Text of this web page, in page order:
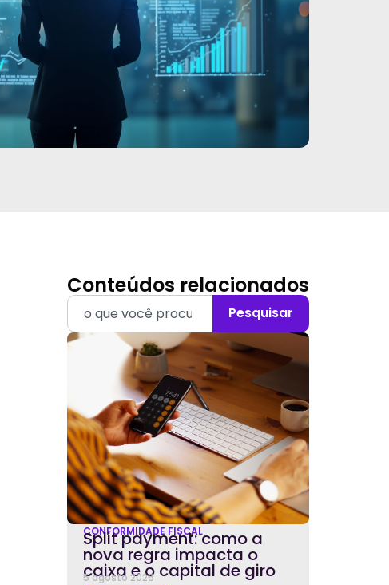
Conteúdos relacionados
Pesquisar
CONFORMIDADE FISCAL
Split payment: como a
nova regra impacta o
caixa e o capital de giro
5 agosto 2026